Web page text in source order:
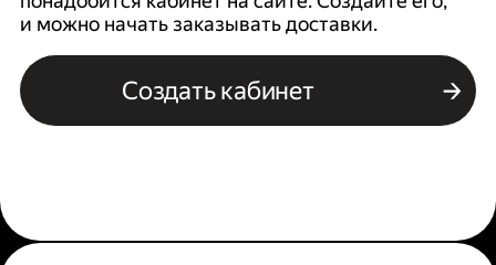
и можно начать заказывать доставки.
Создать кабинет